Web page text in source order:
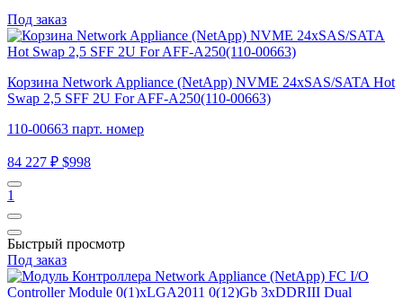
Под заказ
Корзина Network Appliance (NetApp) NVME 24xSAS/SATA Hot
Swap 2,5 SFF 2U For AFF-A250(110-00663)
110-00663 парт. номер
84 227 ₽ $998
1
Быстрый просмотр
Под заказ